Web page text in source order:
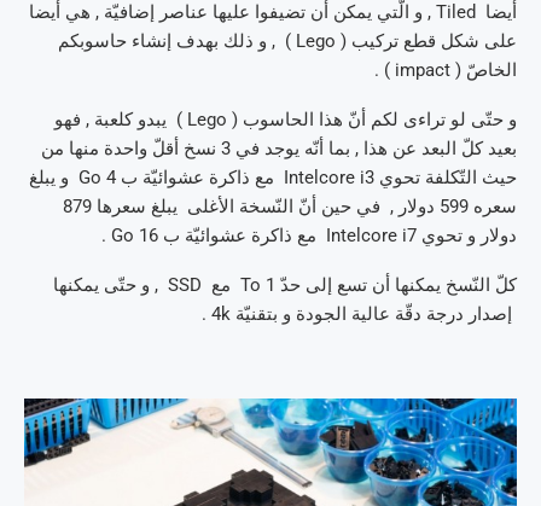
أيضا Tiled , و الّتي يمكن أن تضيفوا عليها عناصر إضافيّة , هي أيضا
على شكل قطع تركيب ( Lego ) , و ذلك بهدف إنشاء حاسوبكم
الخاصّ ( impact ) .
و حتّى لو تراءى لكم أنّ هذا الحاسوب ( Lego ) يبدو كلعبة , فهو
بعيد كلّ البعد عن هذا , بما أنّه يوجد في 3 نسخ أقلّ واحدة منها من
حيث التّكلفة تحوي Intelcore i3 مع ذاكرة عشوائيّة ب 4 Go و يبلغ
سعره 599 دولار , في حين أنّ النّسخة الأغلى يبلغ سعرها 879
دولار و تحوي Intelcore i7 مع ذاكرة عشوائيّة ب 16 Go .
كلّ النّسخ يمكنها أن تسع إلى حدّ 1 To مع SSD , و حتّى يمكنها
إصدار درجة دقّة عالية الجودة و بتقنيّة 4k .